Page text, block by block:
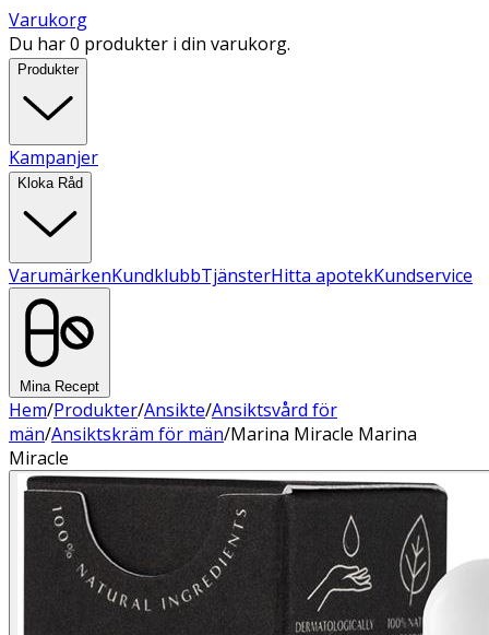
Varukorg
Du har 0 produkter i din varukorg.
Produkter
Kampanjer
Kloka Råd
VarumärkenKundklubbTjänsterHitta apotekKundservice
Mina Recept
Hem/Produkter/Ansikte/Ansiktsvård för
män/Ansiktskräm för män/Marina Miracle Marina
Miracle